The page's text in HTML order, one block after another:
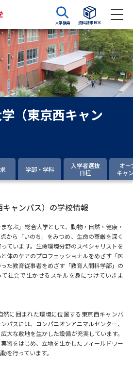
大学検索 資料請求BOX
求 資料検索
ら請求
学部・学科パンフ
募
大学入学共通テスト「受験案
内」の請求
の
高等学校卒業程度認定試験
定
（東京西キャン
学部・学科
入学者選抜
日程
オー
キャ
ャンパス）の学校情報
なぶ」総合大学として、動物・自然・健康・
から「いのち」をみつめ、生命の尊厳を深く
ています。生命環境分野のスペシャリストを
体のケアのプロフェッショナルをめざす「医
た教育従事者をめざす「教育人間科学部」の
社会で生かせるスキルを身につけていきま
に囲まれた環境に位置する東京西キャンパ
パスには、コンパニオンアニマルセンター、
大な敷地を生かした設備が充実しています。
習をはじめ、立地を生かしたフィールドワー
を行っています。